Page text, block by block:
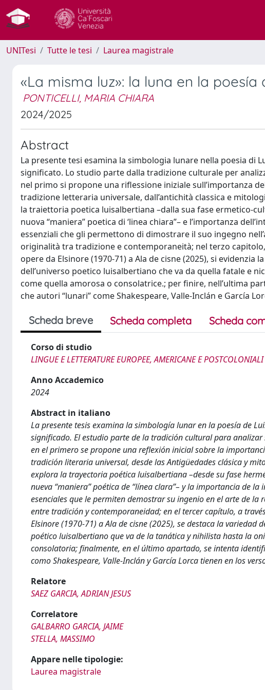
UNITesi Tutte le tesi Laurea magistrale
«La misma luz»: la luna en la
PONTICELLI, MARIA CHIARA
2024/2025
Abstract
La presente tesi esamina la simbologia lunare nella poesia di
significato. Lo studio parte dalla tradizione culturale per
nel primo si propone una riflessione iniziale sull’importanza
tradizione letteraria universale, dall’antichità classica e
la traiettoria poetica luisalbertiana –dalla sua fase ermetico-
nuova “maniera” poetica di ‘linea chiara”– e l’importanza
essenziali che gli permettono di dimostrare il suo ingegno
originalità tra tradizione e contemporaneità; nel terzo
opere da Elsinore (1970-71) a Ala de cisne (2025), si evidenzia
dell’universo poetico luisalbertiano che va da quella fatale e
come quella amorosa o consolatrice.; per finire, nell’ultima
che autori “lunari” come Shakespeare, Valle-Inclán e García
Scheda breve Scheda completa Scheda
Corso di studio
LINGUE E LETTERATURE EUROPEE, AMERICANE E POSTCOLONIALI
Anno Accademico
2024
Abstract in italiano
La presente tesis examina la simbología lunar en la poesía de
significado. El estudio parte de la tradición cultural para
en el primero se propone una reflexión inicial sobre la
tradición literaria universal, desde las Antigüedades clásica y
explora la trayectoria poética luisalbertiana –desde su fase
nueva “maniera” poética de “línea clara”– y la importancia de
esenciales que le permiten demostrar su ingenio en el arte de
entre tradición y contemporaneidad; en el tercer capítulo, a
Elsinore (1970-71) a Ala de cisne (2025), se destaca la
poético luisalbertiano que va de la tanática y nihilista hasta la
consolatoria; finalmente, en el último apartado, se intenta
como Shakespeare, Valle-Inclán y García Lorca tienen en los
Relatore
SAEZ GARCIA, ADRIAN JESUS
Correlatore
GALBARRO GARCIA, JAIME
STELLA, MASSIMO
Appare nelle tipologie:
Laurea magistrale